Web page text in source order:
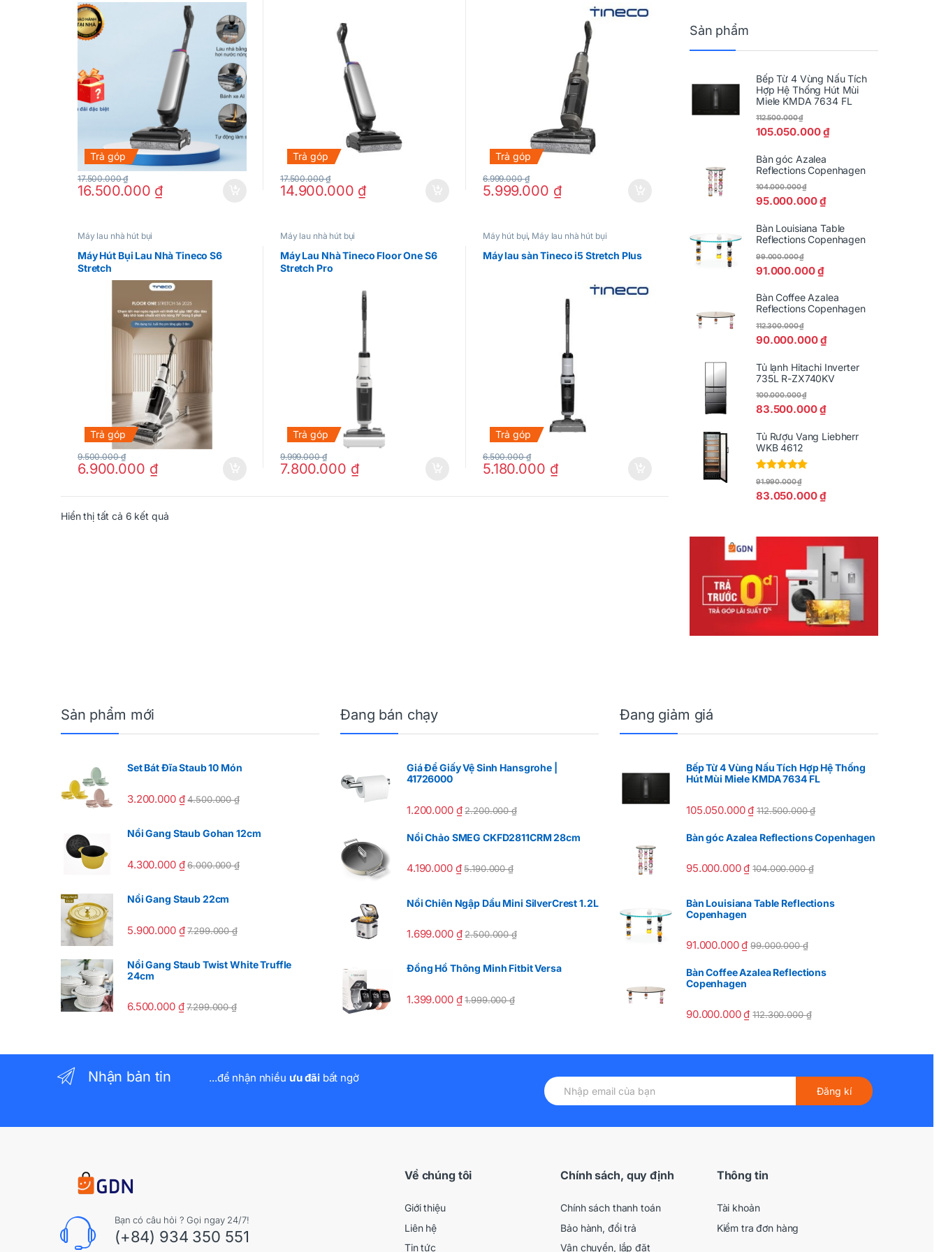
Trả góp
16.500.000 ₫
17.500.000₫
Trả góp
14.900.000 ₫
17.500.000₫
Trả góp
5.999.000 ₫
6.999.000₫
Máy lau nhà hút bụi
Máy Hút Bụi Lau Nhà Tineco S6
Stretch
Trả góp
6.900.000 ₫
9.500.000₫
Máy lau nhà hút bụi
Máy Lau Nhà Tineco Floor One S6
Stretch Pro
Trả góp
7.800.000 ₫
9.999.000₫
Máy hút bụi, Máy lau nhà hút bụi
Máy lau sàn Tineco i5 Stretch Plus
Trả góp
5.180.000 ₫
6.500.000₫
Hiển thị tất cả 6 kết quả
Sản phẩm
Bếp Từ 4 Vùng Nấu Tích
Hợp Hệ Thống Hút Mùi
Miele KMDA 7634 FL
105.050.000₫
112.500.000₫
Bàn góc Azalea
Reflections Copenhagen
95.000.000₫
104.000.000₫
Bàn Louisiana Table
Reflections Copenhagen
91.000.000₫
99.000.000₫
Bàn Coffee Azalea
Reflections Copenhagen
90.000.000₫
112.300.000₫
Tủ lạnh Hitachi Inverter
735L R-ZX740KV
83.500.000₫
100.000.000₫
Tủ Rượu Vang Liebherr
WKB 4612
Được xếp
5
sao
83.050.000₫
91.990.000₫
Sản phẩm mới
Set Bát Đĩa Staub 10 Món
3.200.000 ₫ 4.500.000₫
Nồi Gang Staub Gohan 12cm
4.300.000 ₫ 6.000.000₫
Nồi Gang Staub 22cm
5.900.000 ₫ 7.299.000₫
Nồi Gang Staub Twist White Truffle
24cm
6.500.000 ₫ 7.299.000₫
Đang bán chạy
Giá Để Giấy Vệ Sinh Hansgrohe |
41726000
1.200.000 ₫ 2.200.000₫
Nồi Chảo SMEG CKFD2811CRM 28cm
4.190.000 ₫ 5.190.000₫
Nồi Chiên Ngập Dầu Mini SilverCrest 1.2L
1.699.000 ₫ 2.500.000₫
Đồng Hồ Thông Minh Fitbit Versa
1.399.000 ₫ 1.999.000₫
Đang giảm giá
Bếp Từ 4 Vùng Nấu Tích Hợp Hệ Thống
Hút Mùi Miele KMDA 7634 FL
105.050.000₫ 112.500.000₫
Bàn góc Azalea Reflections Copenhagen
95.000.000₫ 104.000.000₫
Bàn Louisiana Table Reflections
Copenhagen
91.000.000₫ 99.000.000₫
Bàn Coffee Azalea Reflections
Copenhagen
90.000.000₫ 112.300.000₫
Nhận bản tin ...để nhận nhiều ưu đãibất ngờ
Đăng kí
Bạn có câu hỏi ? Gọi ngay 24/7!
(+84) 934 350 551
Về chúng tôi
Giới thiệu
Liên hệ
Tin tức
Chính sách, quy định
Chính sách thanh toán
Bảo hành, đổi trả
Vận chuyển, lắp đặt
Thông tin
Tài khoản
Kiểm tra đơn hàng